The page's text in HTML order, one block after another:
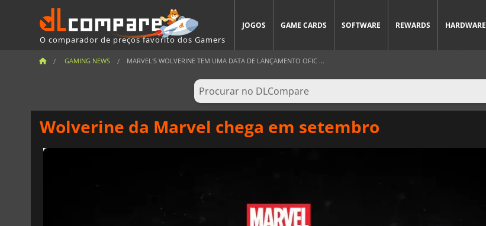
O comparador de preços favorito dos Gamers
JOGOS GAME CARDS SOFTWARE REWARDS HARDWARE
GAMING NEWS MARVEL'S WOLVERINE TEM UMA DATA DE LANÇAMENTO OFIC ...
Wolverine da Marvel chega em setembro